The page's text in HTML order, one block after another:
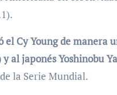
el Cy Young de
al japonés Yoshinobu
la Serie Mundial.